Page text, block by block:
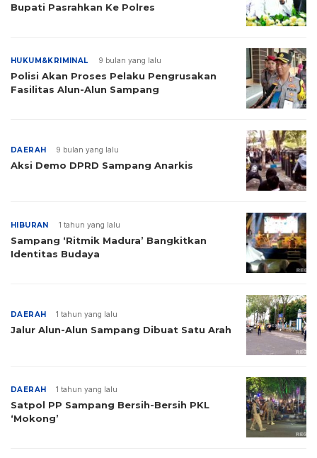
Bupati Pasrahkan Ke Polres
HUKUM&KRIMINAL 9 bulan yang lalu
Polisi Akan Proses Pelaku Pengrusakan
Fasilitas Alun-Alun Sampang
DAERAH 9 bulan yang lalu
Aksi Demo DPRD Sampang Anarkis
HIBURAN 1 tahun yang lalu
Sampang ‘Ritmik Madura’ Bangkitkan
Identitas Budaya
DAERAH 1 tahun yang lalu
Jalur Alun-Alun Sampang Dibuat Satu Arah
DAERAH 1 tahun yang lalu
Satpol PP Sampang Bersih-Bersih PKL
‘Mokong’